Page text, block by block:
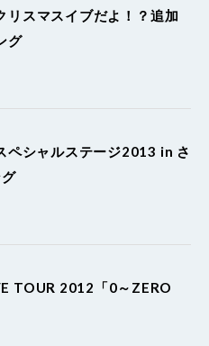
スマスイブだよ！？追加
グ
ペシャルステージ2013 in さ
TOUR 2012「0～ZERO